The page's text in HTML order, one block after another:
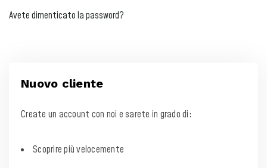
Avete dimenticato la password?
Nuovo cliente
Create un account con noi e sarete in grado di:
Scoprire più velocemente